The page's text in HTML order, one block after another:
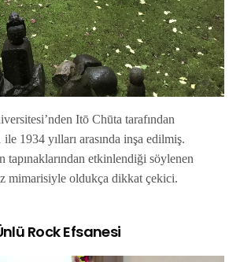
Itō Chūta tarafından
ile 1934 yılları arasında inşa edilmiş.
tapınaklarından etkinlendiği söylenen
mimarisiyle oldukça dikkat çekici.
Rock Efsanesi